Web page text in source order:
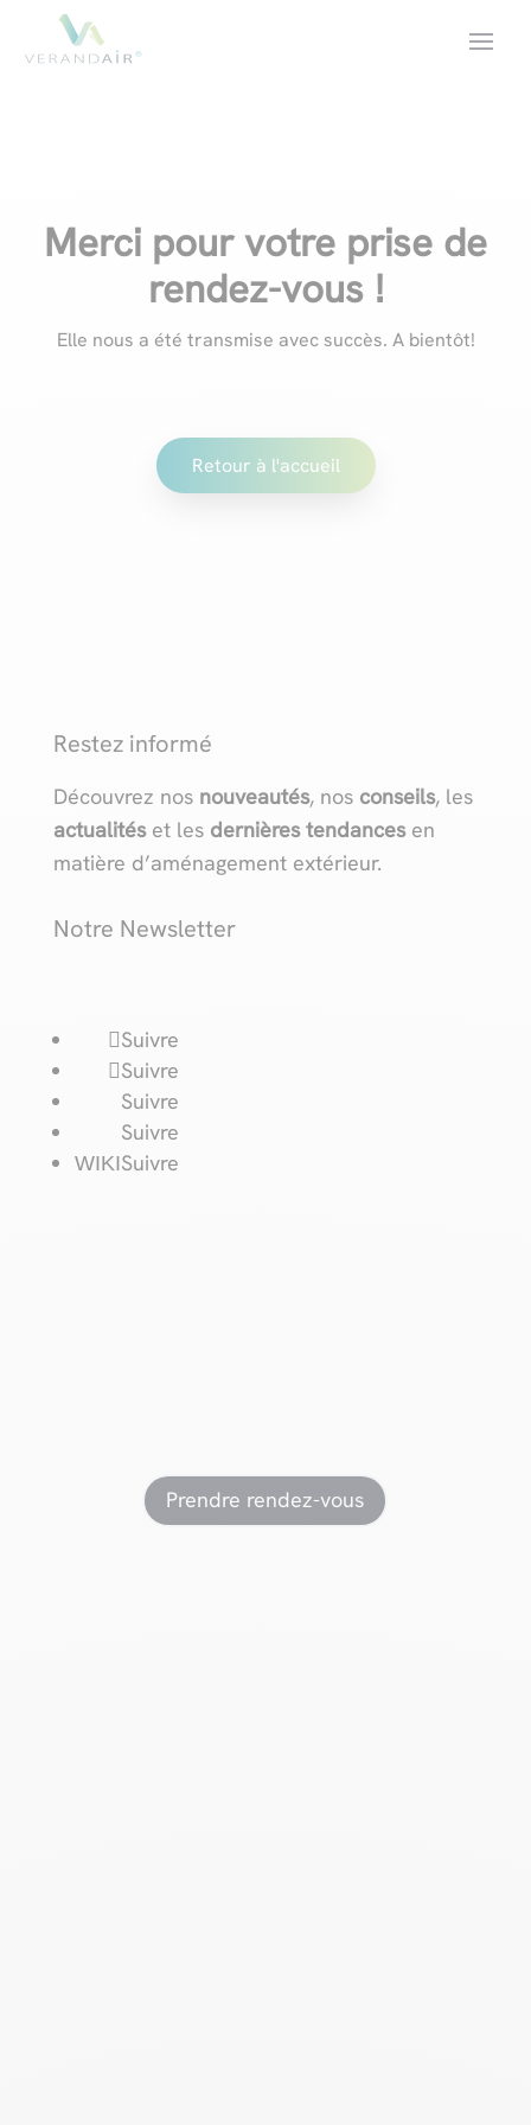
Merci pour votre prise de
rendez-vous !
Elle nous a été transmise avec succès. A bientôt!
Retour à l'accueil
Restez informé
Découvrez nos nouveautés, nos conseils, les
actualitéset lesdernières tendancesen
matière d’aménagement extérieur.
Notre Newsletter
Suivre
Suivre
Suivre
Suivre
Suivre
Prendre rendez-vous